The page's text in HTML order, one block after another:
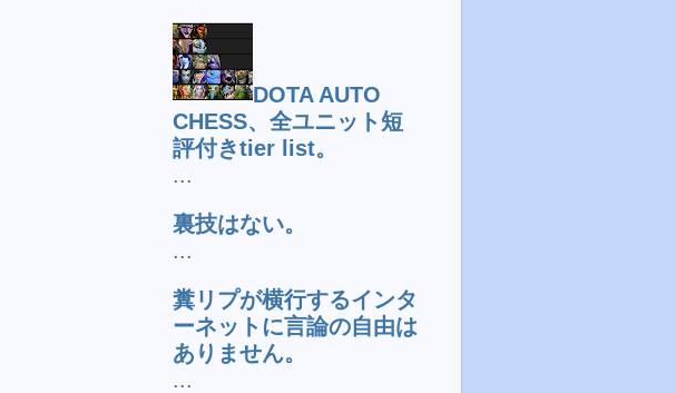
DOTA AUTO
CHESS、全ユニット短
評付きtier list。
...
裏技はない。
...
糞リプが横行するインタ
ーネットに言論の自由は
ありません。
...